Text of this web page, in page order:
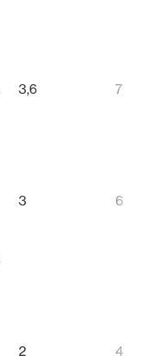
3,6 7
3 6
2 4